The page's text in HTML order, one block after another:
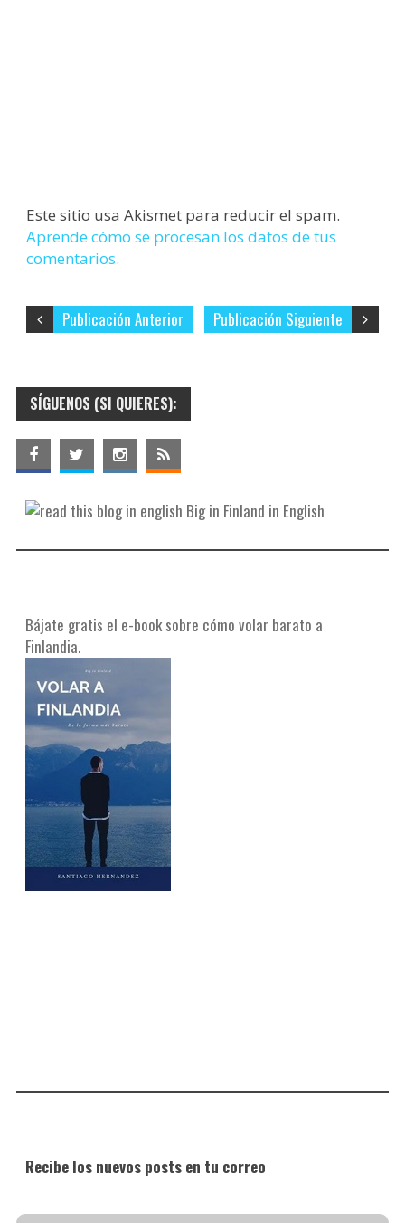
Este sitio usa Akismet para reducir el spam.
Aprende cómo se procesan los datos de tus
comentarios.
Publicación Siguiente
Publicación Anterior
SÍGUENOS (SI QUIERES):
Big in Finland in English
Bájate gratis el e-book sobre cómo volar barato a
Finlandia.
Recibe los nuevos posts en tu correo